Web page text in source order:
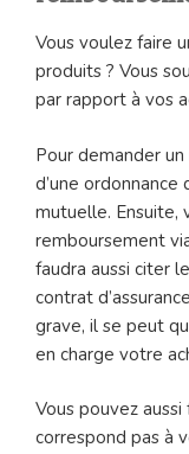
Vous voulez faire
produits ? Vous
par rapport à vos
Pour demander
d’une
mutuelle. Ensuite,
remboursement
faudra aussi citer
contrat
grave, il se peut
en charge votre
Vous pouvez
correspond pas à